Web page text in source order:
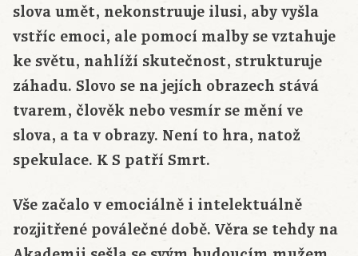
slova umět, nekonstruuje ilusi, aby vyšla
vstříc emoci, ale pomocí malby se vztahuje
ke světu, nahlíží skutečnost, strukturuje
záhadu. Slovo se na jejích obrazech stává
tvarem, člověk nebo vesmír se mění ve
slova, a ta v obrazy. Není to hra, natož
spekulace. K S patří Smrt.
Vše začalo v emociálně i intelektuálně
rozjitřené poválečné době. Věra se tehdy na